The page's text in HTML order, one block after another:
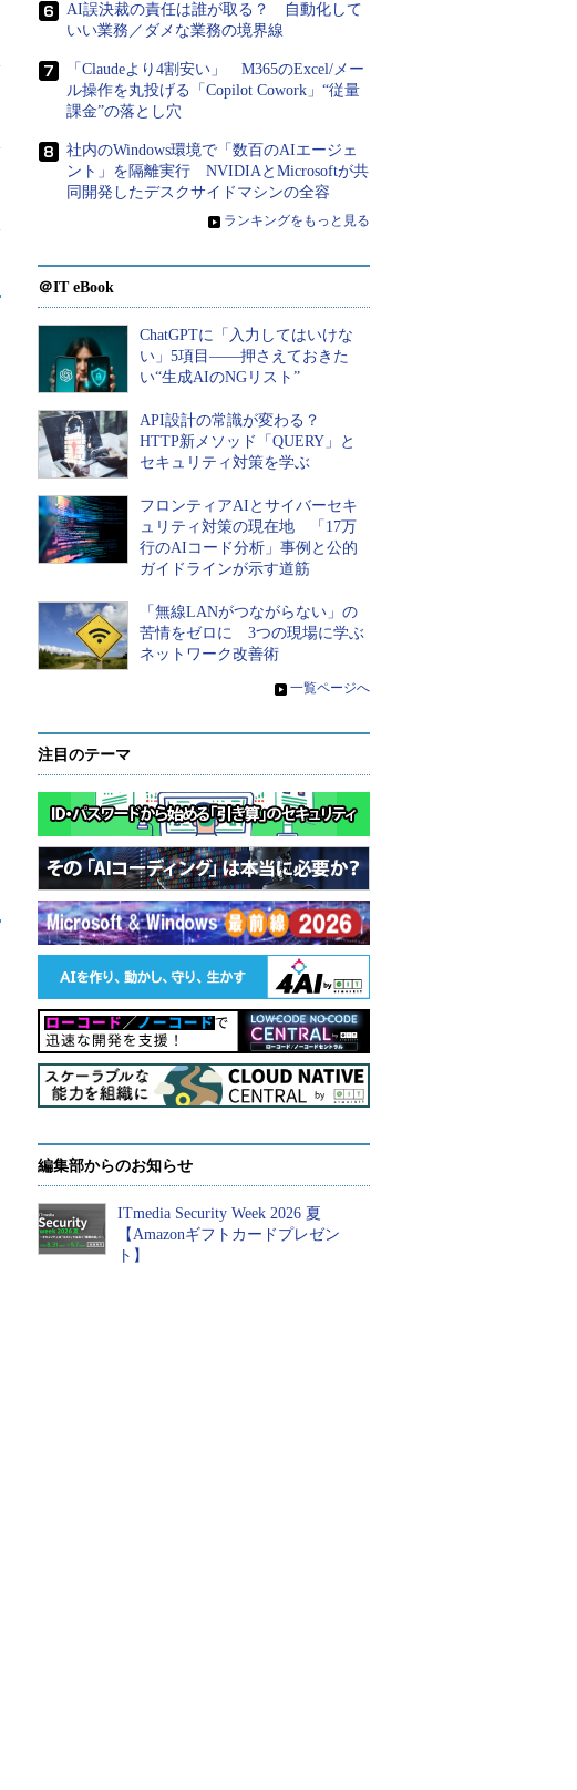
AI誤決裁の責任は誰が取る？ 自動化して
いい業務／ダメな業務の境界線
「Claudeより4割安い」 M365のExcel/メー
ル操作を丸投げる「Copilot Cowork」“従量
課金”の落とし穴
社内のWindows環境で「数百のAIエージェ
ント」を隔離実行 NVIDIAとMicrosoftが共
同開発したデスクサイドマシンの全容
» ランキングをもっと見る
＠IT eBook
ChatGPTに「入力してはいけな
い」5項目――押さえておきた
い“生成AIのNGリスト”
API設計の常識が変わる？
HTTP新メソッド「QUERY」と
セキュリティ対策を学ぶ
フロンティアAIとサイバーセキ
ュリティ対策の現在地 「17万
行のAIコード分析」事例と公的
ガイドラインが示す道筋
「無線LANがつながらない」の
苦情をゼロに 3つの現場に学ぶ
ネットワーク改善術
» 一覧ページへ
注目のテーマ
編集部からのお知らせ
ITmedia Security Week 2026 夏
【Amazonギフトカードプレゼン
ト】